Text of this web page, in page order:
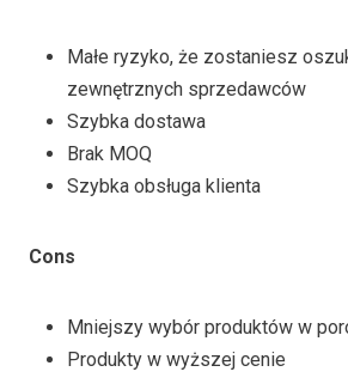
Małe ryzyko, że zostaniesz
zewnętrznych sprzedawców
Szybka dostawa
Brak MOQ
Szybka obsługa klienta
Cons
Mniejszy wybór produktów w
Produkty w wyższej cenie